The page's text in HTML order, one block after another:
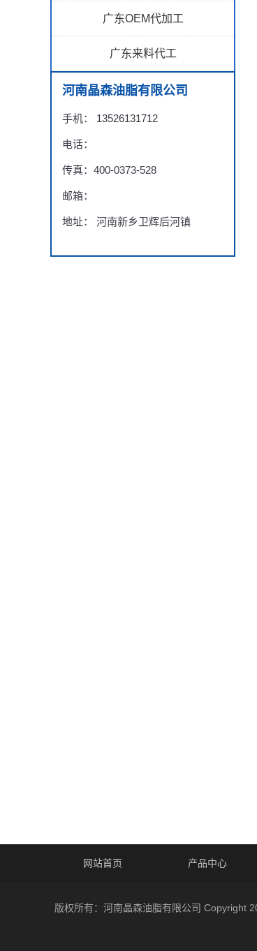
广东OEM代加工
广东来料代工
河南晶森油脂有限公司
手机： 13526131712
电话：
传真：400-0373-528
邮箱：
地址： 河南新乡卫辉后河镇
网站首页 产品中心
版权所有：河南晶森油脂有限公司 Copyright